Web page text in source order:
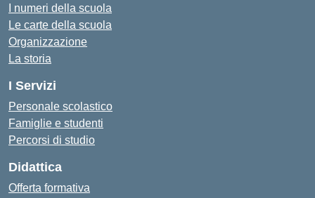
I numeri della scuola
Le carte della scuola
Organizzazione
La storia
I Servizi
Personale scolastico
Famiglie e studenti
Percorsi di studio
Didattica
Offerta formativa